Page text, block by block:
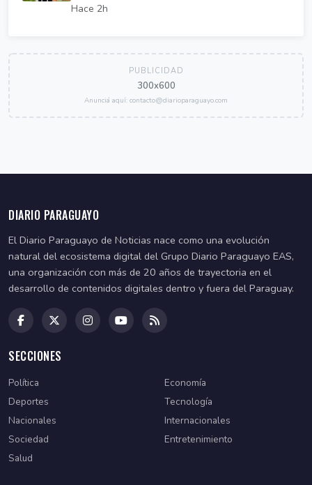
Hace 2h
PUBLICIDAD
300x600
Anunciá aquí: contacto@diarioparaguayo.com
DIARIO PARAGUAYO
El Diario Paraguayo de Noticias nace como una evolución
natural del ecosistema digital del Grupo Diario Paraguayo EAS,
una organización con más de 20 años de trayectoria en el
desarrollo de contenidos digitales dentro y fuera del Paraguay.
SECCIONES
Política
Economía
Deportes
Tecnología
Nacionales
Internacionales
Sociedad
Entretenimiento
Salud